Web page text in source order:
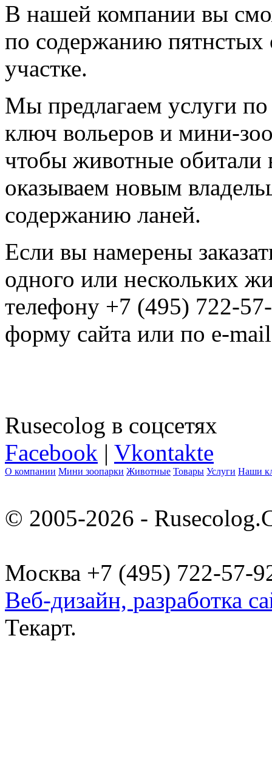
В нашей компании вы
по содержанию пятнстых
участке.
Мы предлагаем услуги по
ключ вольеров и мини-
чтобы животные
оказываем новым
содержанию ланей.
Если вы намерены
одного или нескольких
телефону +7 (495) 722-
форму сайта или по e-
Rusecolog в соцсетях
Facebook | Vkontakte
О компании Мини зоопарки Животные Товары Услуги Наши
© 2005-2026 -
Москва +7 (495) 722-57-
Веб-дизайн, разработка
Текарт.